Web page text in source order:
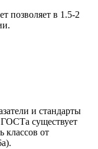
позволяет в 1.5-2
и стандарты
существует
классов от